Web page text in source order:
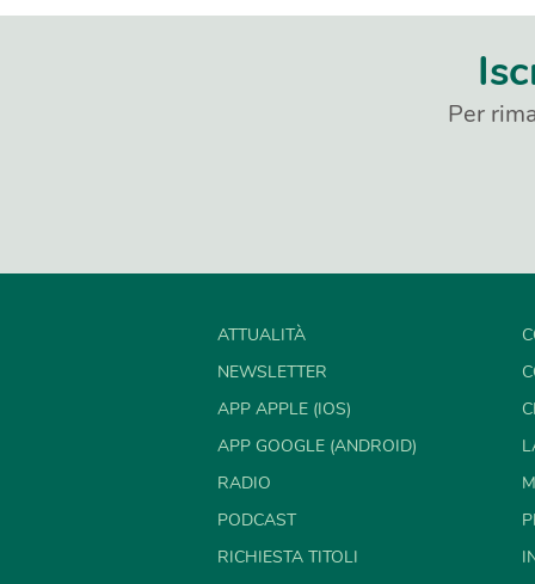
Per
ATTUALITÀ
NEWSLETTER
APP APPLE (IOS)
APP GOOGLE (ANDROID)
RADIO
PODCAST
RICHIESTA TITOLI